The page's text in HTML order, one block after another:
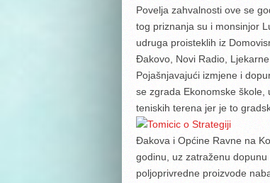
Povelja zahvalnosti ove se
tog priznanja su i monsinjor
udruga proisteklih iz
Đakovo, Novi Radio,
Pojašnjavajući izmjene i
se zgrada Ekonomske škole,
teniskih terena jer je to
Đakova i Općine Ravne na
godinu, uz zatraženu
poljoprivredne proizvode